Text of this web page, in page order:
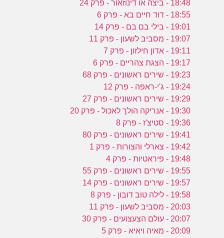
18:48 - ביצה או דינוזאור - פרק 24
18:55 - דוד חיים בא - פרק 6
19:01 - בילי בם בם - פרק 14
19:07 - מסביב לשעון - פרק 11
19:11 - אדון חילזון - פרק 7
19:17 - הצגת צהריים - פרק 6
19:23 - שירים ראשונים - פרק 68
19:24 - ג'י-ראפה - פרק 12
19:29 - שירים ראשונים - פרק 27
19:30 - אנריקה הולך לאכול - פרק 20
19:36 - סטיצ'ז - פרק 8
19:41 - שירים ראשונים - פרק 80
19:42 - צארלי והצורות - פרק 1
19:48 - פיראטיות - פרק 4
19:55 - שירים ראשונים - פרק 55
19:57 - שירים ראשונים - פרק 14
19:58 - לילה טוב דובון - פרק 8
20:03 - מסביב לשעון - פרק 11
20:07 - עולם הצעצועים - פרק 30
20:09 - מאיה ויאיא - פרק 5